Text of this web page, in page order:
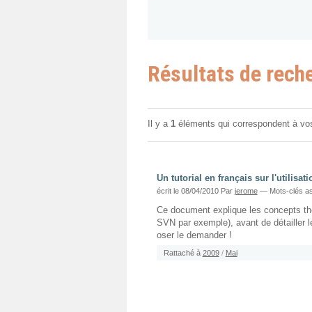
Résultats de
Il y a 1 éléments qui correspondent à
Un tutorial en français sur
écrit le 08/04/2010 Par jerome — Mots-clés
Ce document explique les concepts
SVN par exemple), avant de détailler
oser le demander !
Rattaché à 2009 / Mai